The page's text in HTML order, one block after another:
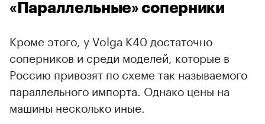
«Параллельные» соперники
Кроме этого, у Volga K40 достаточно
соперников и среди моделей, которые в
Россию привозят по схеме так называемого
параллельного импорта. Однако цены на
машины несколько иные.